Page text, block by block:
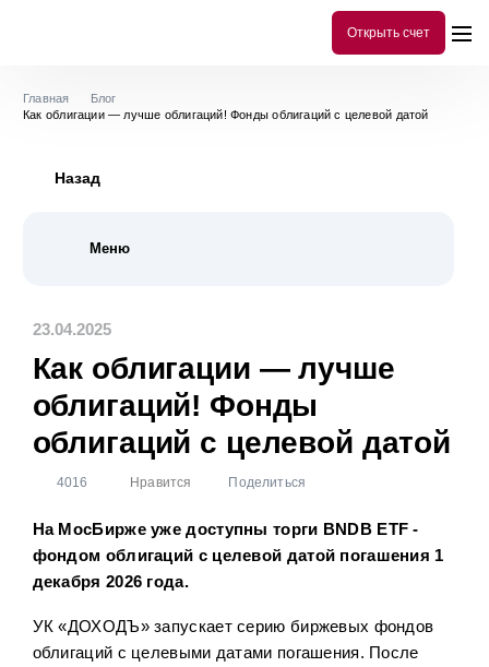
Открыть счет
Главная
Блог
Как облигации — лучше облигаций! Фонды облигаций с целевой датой
Назад
Меню
История
Инструменты аналитики
Библиотека инвестора
Акции 54
Облигации
Налоги
ЗПИФ
23.04.2025
Как облигации — лучше
облигаций! Фонды
облигаций с целевой датой
4016 Нравится Поделиться
На МосБирже уже доступны торги BNDB ETF -
фондом облигаций с целевой датой погашения 1
декабря 2026 года.
УК «ДОХОДЪ» запускает серию биржевых фондов
облигаций с целевыми датами погашения. После